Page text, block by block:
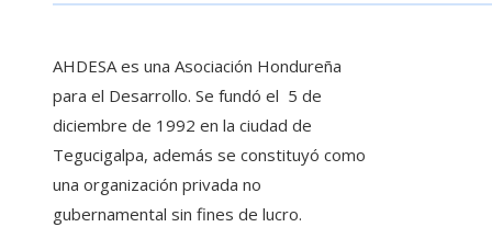
AHDESA es una Asociación Hondureña
para el Desarrollo. Se fundó el 5 de
diciembre de 1992 en la ciudad de
Tegucigalpa, además se constituyó como
una organización privada no
gubernamental sin fines de lucro.